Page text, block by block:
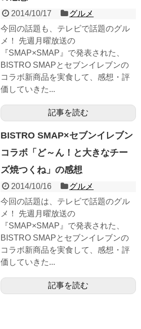
2014/10/17
グルメ
今回の話題も、テレビで話題のグル
メ！ 先週月曜放送の
『SMAP×SMAP』で発表された、
BISTRO SMAPとセブンイレブンの
コラボ新商品を実食して、感想・評
価していきた...
記事を読む
BISTRO SMAP×セブンイレブン
コラボ「ど～ん！と大きなチー
ズ焼つくね」の感想
2014/10/16
グルメ
今回の話題は、テレビで話題のグル
メ！ 先週月曜放送の
『SMAP×SMAP』で発表された、
BISTRO SMAPとセブンイレブンの
コラボ新商品を実食して、感想・評
価していきた...
記事を読む